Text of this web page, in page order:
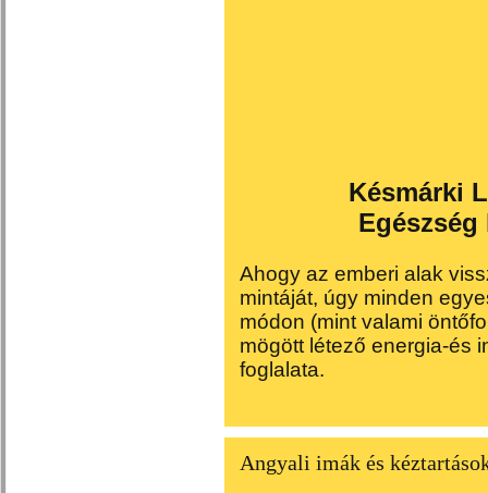
Késmárki
Egészség
Ahogy az emberi alak
mintáját, úgy minden
módon (mint valami
mögött létező energia-és
foglalata.
Angyali imák és